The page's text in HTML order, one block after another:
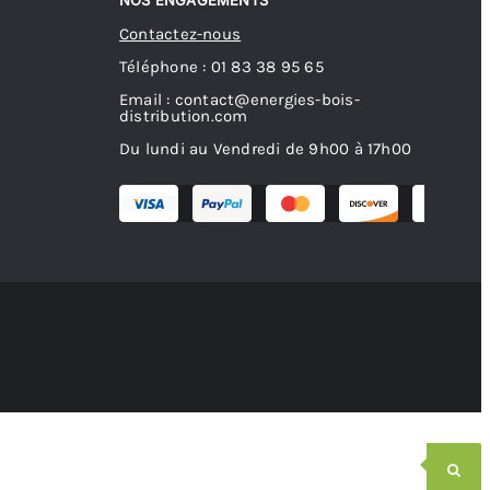
Contactez-nous
Téléphone : 01 83 38 95 65
Email : contact@energies-bois-
distribution.com
Du lundi au Vendredi de 9h00 à 17h00